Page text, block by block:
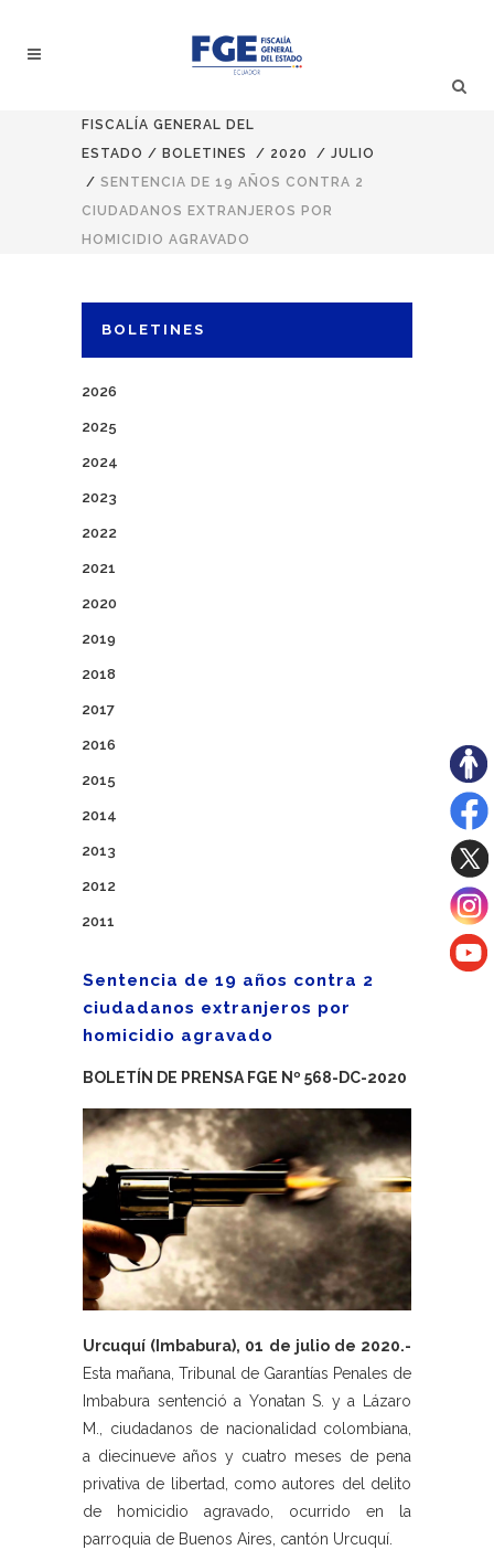
FISCALÍA GENERAL DEL
ESTADO / BOLETINES / 2020 / JULIO
/ SENTENCIA DE 19 AÑOS CONTRA 2
CIUDADANOS EXTRANJEROS POR
HOMICIDIO AGRAVADO
BOLETINES
2026
2025
2024
2023
2022
2021
2020
2019
2018
2017
2016
2015
2014
2013
2012
2011
Sentencia de 19 años contra 2
ciudadanos extranjeros por
homicidio agravado
BOLETÍN DE PRENSA FGE Nº 568-DC-2020
Urcuquí (Imbabura), 01 de julio de 2020.-
Esta mañana, Tribunal de Garantías Penales de
Imbabura sentenció a Yonatan S. y a Lázaro
M., ciudadanos de nacionalidad colombiana,
a diecinueve años y cuatro meses de pena
privativa de libertad, como autores del delito
de homicidio agravado, ocurrido en la
parroquia de Buenos Aires, cantón Urcuquí.